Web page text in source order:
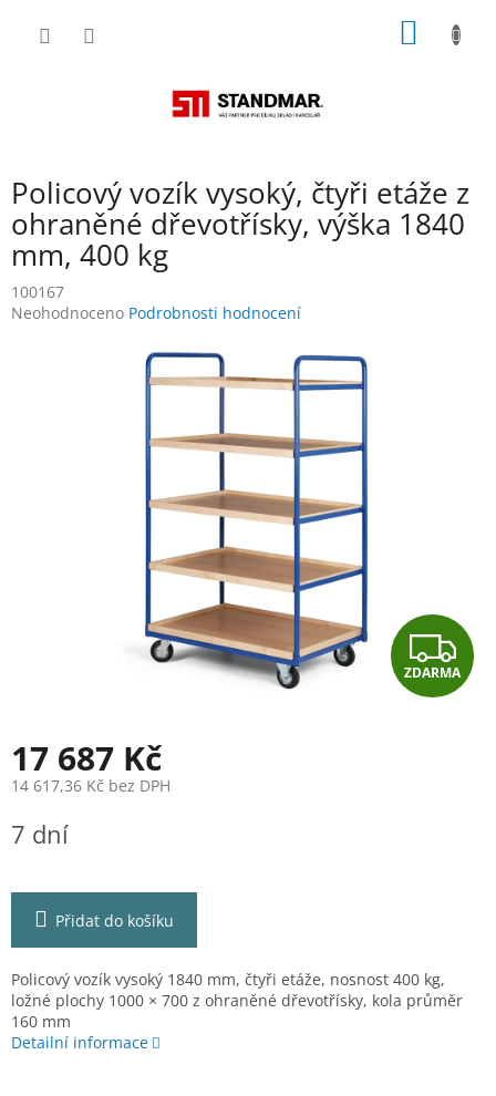
Policový vozík vysoký, čtyři etáže z
ohraněné dřevotřísky, výška 1840
mm, 400 kg
100167
Průměrné
Neohodnoceno Podrobnosti hodnocení
Z
D
ZDARMA
17 687 Kč
14 617,36 Kč bez DPH
cena:
7 dní
Přidat do košíku
Policový vozík vysoký 1840 mm, čtyři etáže, nosnost 400 kg,
ložné plochy 1000 × 700 z ohraněné dřevotřísky, kola průměr
160 mm
Detailní informace